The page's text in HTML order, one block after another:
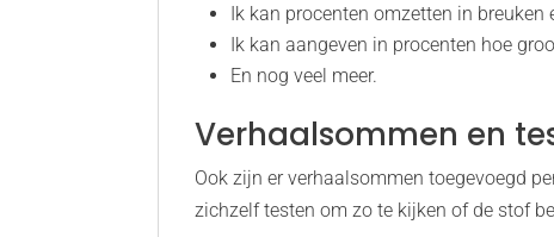
Ik kan procenten omzetten in breuken
Ik kan aangeven in procenten hoe
En nog veel meer.
Verhaalsommen en
Ook zijn er verhaalsommen toegevoegd
zichzelf testen om zo te kijken of de stof